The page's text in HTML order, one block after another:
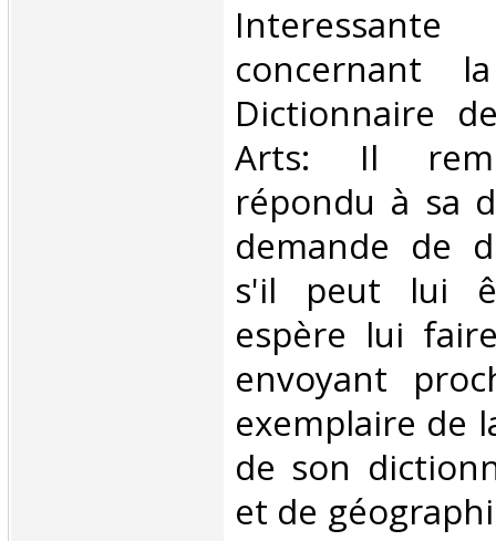
concernant
Dictionnaire
Arts: Il
répondu à sa
demande de
s'il peut lui
espère lui
envoyant
exemplaire de
de son
et de